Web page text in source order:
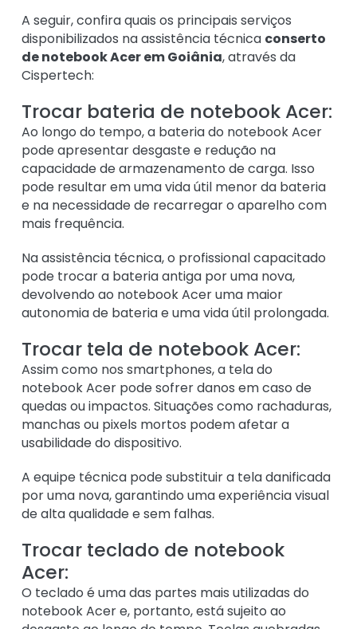
A seguir, confira quais os principais serviços
disponibilizados na assistência técnica conserto
de notebook Acer em Goiânia, através da
Cispertech:
Trocar bateria de notebook Acer:
Ao longo do tempo, a bateria do notebook Acer
pode apresentar desgaste e redução na
capacidade de armazenamento de carga. Isso
pode resultar em uma vida útil menor da bateria
e na necessidade de recarregar o aparelho com
mais frequência.
Na assistência técnica, o profissional capacitado
pode trocar a bateria antiga por uma nova,
devolvendo ao notebook Acer uma maior
autonomia de bateria e uma vida útil prolongada.
Trocar tela de notebook Acer:
Assim como nos smartphones, a tela do
notebook Acer pode sofrer danos em caso de
quedas ou impactos. Situações como rachaduras,
manchas ou pixels mortos podem afetar a
usabilidade do dispositivo.
A equipe técnica pode substituir a tela danificada
por uma nova, garantindo uma experiência visual
de alta qualidade e sem falhas.
Trocar teclado de notebook
Acer:
O teclado é uma das partes mais utilizadas do
notebook Acer e, portanto, está sujeito ao